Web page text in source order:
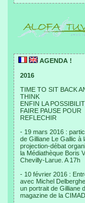
AGENDA !
2016
TIME TO SIT BACK
THINK
ENFIN LA
FAIRE PAUSE POUR
REFLECHIR
- 19 mars 2016 :
de Gilliane Le Gallic à
projection-débat
la Médiathèque Boris
Chevilly-Larue. A 17h
- 10 février 2016 :
avec Michel
un portrait de Gilliane
magazine de la